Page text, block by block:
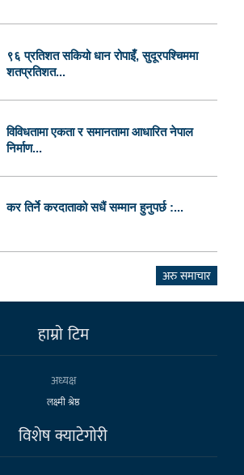
९६ प्रतिशत सकियो धान रोपाइँ, सुदूरपश्चिममा
शतप्रतिशत...
विविधतामा एकता र समानतामा आधारित नेपाल
निर्माण...
कर तिर्ने करदाताको सधैं सम्मान हुनुपर्छ :...
अरु समाचार
हाम्राे टिम
अध्यक्ष
लक्ष्मी श्रेष्ठ
विशेष क्याटेगाेरी